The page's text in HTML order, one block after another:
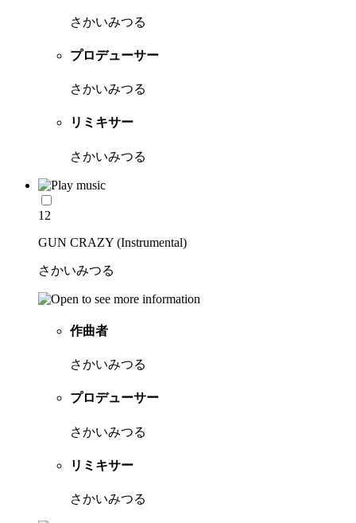
さかいみつる
プロデューサー
さかいみつる
リミキサー
さかいみつる
12
GUN CRAZY (Instrumental)
さかいみつる
作曲者
さかいみつる
プロデューサー
さかいみつる
リミキサー
さかいみつる